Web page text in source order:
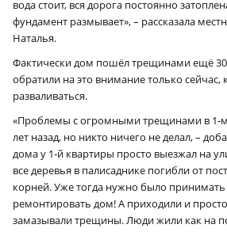
вода стоит, вся дорога постоянно
фундамент размывает», – рассказала
Наталья.
Фактически дом пошёл трещинами ещё 30
обратили на это внимание только сейчас,
разваливаться.
«Проблемы с огромными трещинами в
лет назад, но никто ничего не делал, –
дома у 1‑й квартиры просто выезжал на
все деревья в палисаднике погибли от
корней. Уже тогда нужно было
ремонтировать дом! А приходили и
замазывали трещины. Люди жили как на